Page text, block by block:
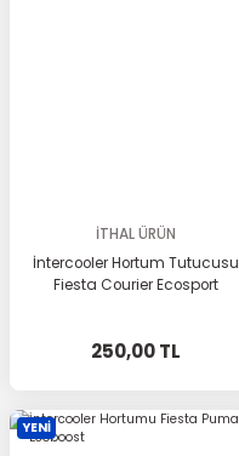
İTHAL ÜRÜN
İntercooler Hortum Tutucusu
Fiesta Courier Ecosport
250,00 TL
YENİ